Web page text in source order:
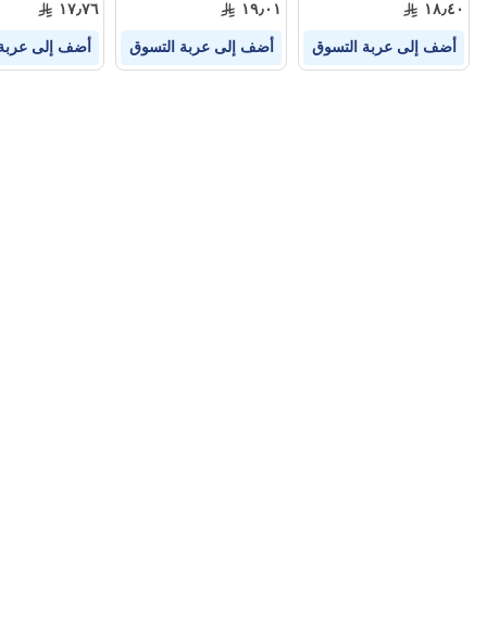
١٨٫٤٠
أضف إلى عربة التسوق
١٩٫٠١
أضف إلى عربة التسوق
١٧٫٧٦
أضف إلى